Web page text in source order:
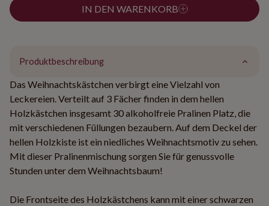
IN DEN WARENKORB
Produktbeschreibung
Das Weihnachtskästchen verbirgt eine Vielzahl von
Leckereien. Verteilt auf 3 Fächer finden in dem hellen
Holzkästchen insgesamt 30 alkoholfreie Pralinen Platz, die
mit verschiedenen Füllungen bezaubern. Auf dem Deckel der
hellen Holzkiste ist ein niedliches Weihnachtsmotiv zu sehen.
Mit dieser Pralinenmischung sorgen Sie für genussvolle
Stunden unter dem Weihnachtsbaum!
Die Frontseite des Holzkästchens kann mit einer schwarzen